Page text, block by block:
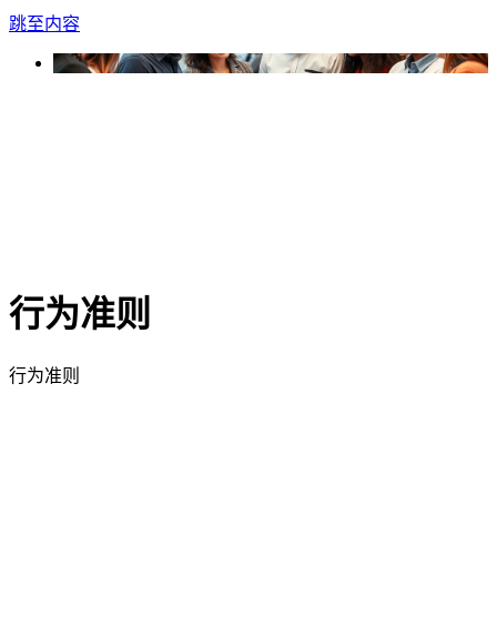
跳至内容
行为准则
行为准则